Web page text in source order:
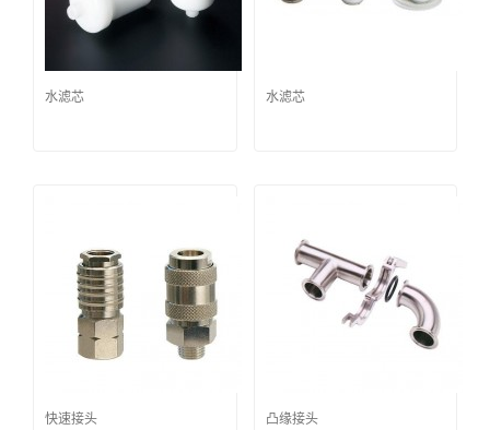
水滤芯 水滤芯
快速接头 凸缘接头